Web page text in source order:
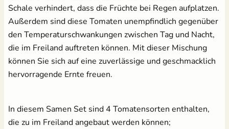
Brennnesseljauche - Bio
Flüssigdünger 250 ml
3,60 €
Pflanzenschilder zum
Beschriften - Buche
1,99 €UVP2,49 €
Schale verhindert, dass die Früchte bei Regen aufplatzen.
Außerdem sind diese Tomaten unempfindlich gegenüber
den Temperaturschwankungen zwischen Tag und Nacht,
die im Freiland auftreten können. Mit dieser Mischung
können Sie sich auf eine zuverlässige und geschmacklich
hervorragende Ernte freuen.
In diesem Samen Set sind 4 Tomatensorten enthalten,
die zu im Freiland angebaut werden können;